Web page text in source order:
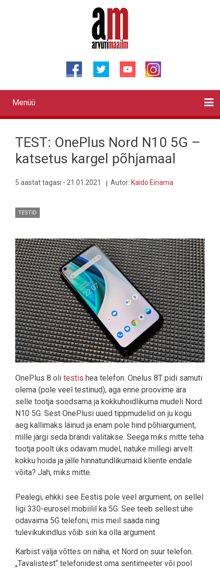
Primary
links
Menüü
TEST: OnePlus Nord N10 5G –
katsetus kargel põhjamaal
5 aastat tagasi - 21.01.2021 Autor: Kaido Einama
TESTID
Pilt
OnePlus 8 oli testis hea telefon. Onelus 8T pidi samuti
olema (pole veel testinud), aga enne proovime ära
selle tootja soodsama ja kokkuhoidlikuma mudeli Nord
N10 5G. Sest OnePlusi uued tippmudelid on ju kogu
aeg kallimaks läinud ja enam pole hind põhiargument,
mille järgi seda brändi valitakse. Seega miks mitte teha
tootja poolt üks odavam mudel, natuke millegi arvelt
kokku hoida ja jälle hinnatundlikumaid kliente endale
võita? Jah, miks mitte.
Pealegi, ehkki see Eestis pole veel argument, on sellel
ligi 330-eurosel mobiilil ka 5G. See teeb sellest ühe
odavaima 5G telefoni, mis meil saada ning
tulevikukindlus võib siin ka olla argument.
Karbist välja võttes on näha, et Nord on suur telefon.
„Tavalistest“ telefonidest oma sentimeeter või pool